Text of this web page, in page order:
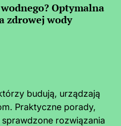
Optymalna
zdrowej wody
budują, urządzają
Praktyczne porady,
rozwiązania